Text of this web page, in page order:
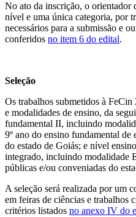
No ato da inscrição, o orientador
nível e uma única categoria, por
necessários para a submissão e
conferidos no item 6 do edital.
Seleção
Os trabalhos submetidos à
e modalidades de ensino, da
fundamental II, incluindo
9º ano do ensino fundamental de
do estado de Goiás; e nível
integrado, incluindo modalidade
públicas e/ou conveniadas do
A seleção será realizada por um
em feiras de ciências e trabalhos
critérios listados no anexo IV do